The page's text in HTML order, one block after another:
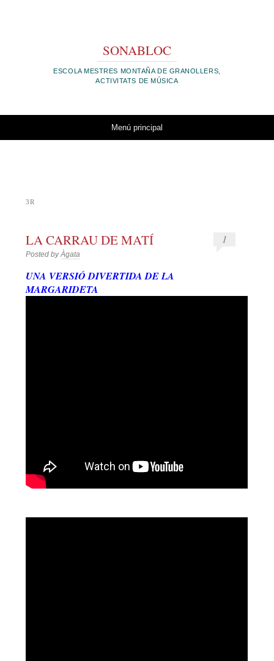
SONABLOC
ESCOLA MESTRES MONTAÑA DE GRANOLLERS,
ACTIVITATS DE MÚSICA
Menú principal
3R
LA CARRAU DE MATÍ
Posted byÀgata
1
UNA VERSIÓ DIVERTIDA DE LA
MARGARIDETA